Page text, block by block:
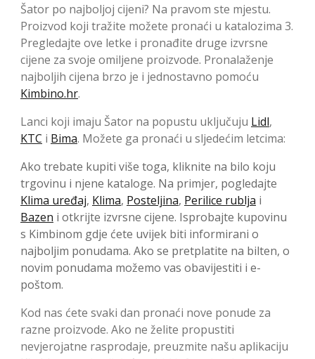
Šator po najboljoj cijeni? Na pravom ste mjestu.
Proizvod koji tražite možete pronaći u katalozima 3.
Pregledajte ove letke i pronađite druge izvrsne
cijene za svoje omiljene proizvode. Pronalaženje
najboljih cijena brzo je i jednostavno pomoću
Kimbino.hr.
Lanci koji imaju Šator na popustu uključuju Lidl,
KTC i Bima. Možete ga pronaći u sljedećim letcima:
Ako trebate kupiti više toga, kliknite na bilo koju
trgovinu i njene kataloge. Na primjer, pogledajte
Klima uređaj, Klima, Posteljina, Perilice rublja i
Bazen i otkrijte izvrsne cijene. Isprobajte kupovinu
s Kimbinom gdje ćete uvijek biti informirani o
najboljim ponudama. Ako se pretplatite na bilten, o
novim ponudama možemo vas obavijestiti i e-
poštom.
Kod nas ćete svaki dan pronaći nove ponude za
razne proizvode. Ako ne želite propustiti
nevjerojatne rasprodaje, preuzmite našu aplikaciju